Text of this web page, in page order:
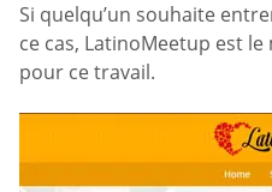
Si quelqu’un souhaite
ce cas, LatinoMeetup est
pour ce travail.